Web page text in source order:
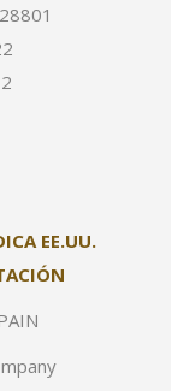
EE.UU.